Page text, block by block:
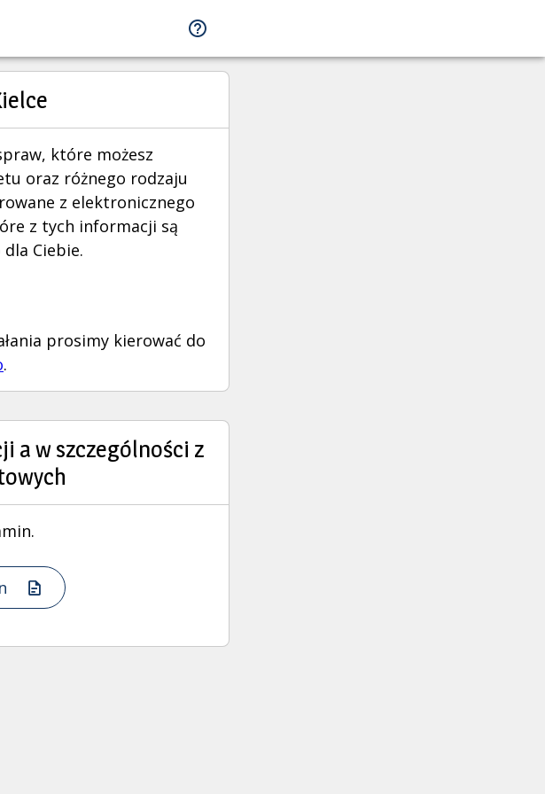
które możesz
oraz różnego rodzaju
z elektronicznego
z tych informacji są
Ciebie.
prosimy kierować do
.
a w szczególności z